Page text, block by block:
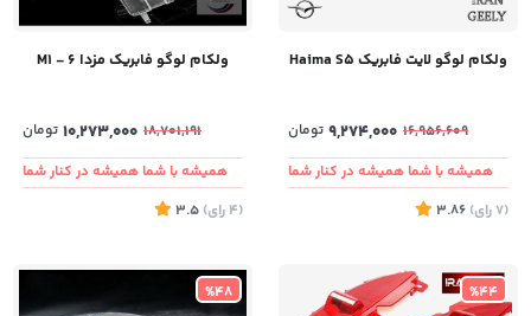
ولکام لوگو لایت فابریک Haima S5
16,956,609
9,274,000 تومان
همیشه با شما همیشه در کنار شما
(7 رای)
3.86
ولکام لوگو فابریک مزدا ۶ - M1
18,701,191
10,273,000 تومان
همیشه با شما همیشه در کنار شما
(4
رای)
3.5
%44
%48